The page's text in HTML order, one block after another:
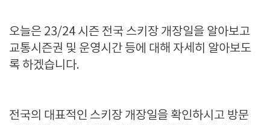
오늘은 23/24 시즌 전국 스키장 개장일을 알아보고
교통시즌권 및 운영시간 등에 대해 자세히 알아보도
록 하겠습니다.
전국의 대표적인 스키장 개장일을 확인하시고 방문